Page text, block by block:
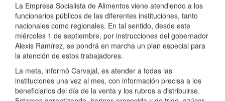
La Empresa Socialista de Alimentos viene atendiendo a los
funcionarios públicos de las diferentes instituciones, tanto
nacionales como regionales. En tal sentido, desde este
miércoles 1 de septiembre, por instrucciones del gobernador
Alexis Ramírez, se pondrá en marcha un plan especial para
la atención de estos trabajadores.
La meta, informó Carvajal, es atender a todas las
instituciones una vez al mes, con información precisa a los
beneficiarios del día de la venta y los rubros a distribuirse.